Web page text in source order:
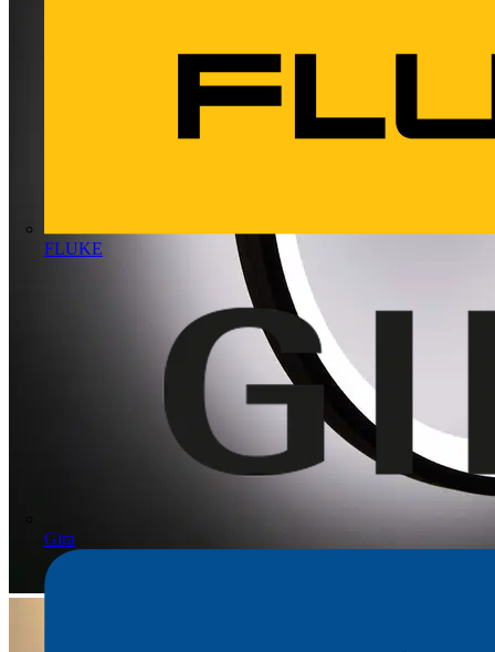
FLUKE
Gira